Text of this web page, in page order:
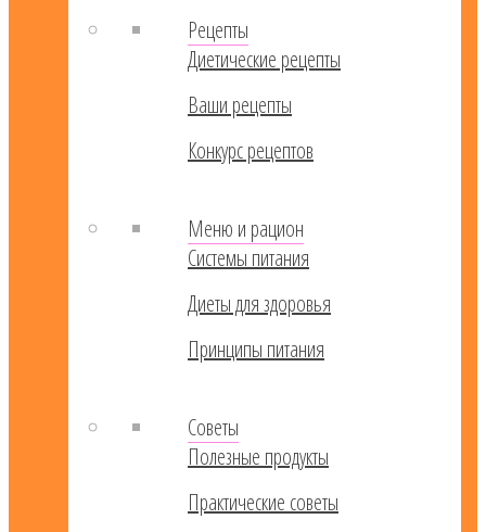
Рецепты
Диетические рецепты
Ваши рецепты
Конкурс рецептов
Меню и рацион
Системы питания
Диеты для здоровья
Принципы питания
Советы
Полезные продукты
Практические советы